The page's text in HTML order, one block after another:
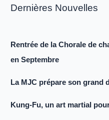
Dernières Nouvelles
Rentrée de la Chorale de
en Septembre
La MJC prépare son grand
Kung-Fu, un art martial